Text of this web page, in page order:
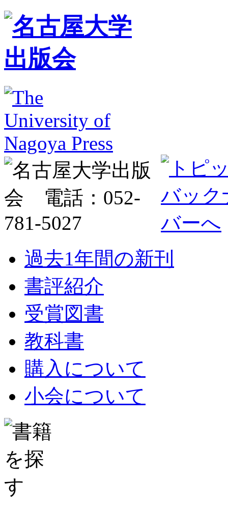
過去1年間の新刊
書評紹介
受賞図書
教科書
購入について
小会について